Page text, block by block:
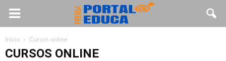
Inicio Cursos online
CURSOS ONLINE